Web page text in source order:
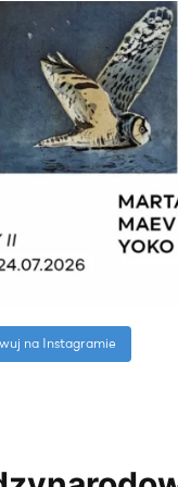
na Instagramie